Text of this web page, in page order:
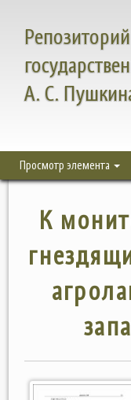
А. С.
Просмотр элемента
К